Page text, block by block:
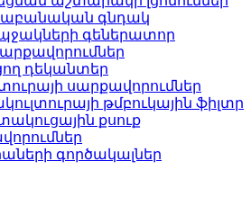
գնդակ
գեներատոր
դեկանտեր
սարքավորումներ
թմբուկային ֆիլտր
քսուք
գործակալներ